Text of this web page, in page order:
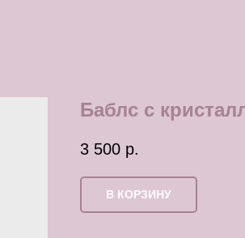
Баблс с
3 500 р.
В КОРЗИНУ